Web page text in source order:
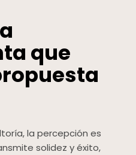
que
la percepción es
solidez y éxito,